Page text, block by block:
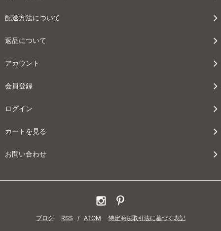
配送方法について
返品について
アカウント
会員登録
ログイン
カートを見る
お問い合わせ
ブログ RSS / ATOM 特定商法取引法に基づく表記